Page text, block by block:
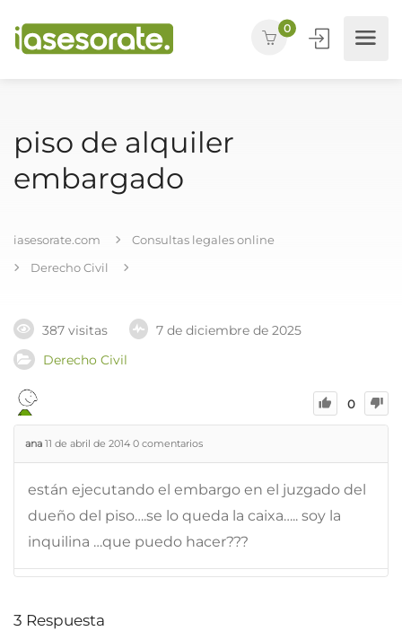
0
piso de alquiler
embargado
iasesorate.com
Consultas legales online
Derecho Civil
387 visitas
7 de diciembre de 2025
Derecho Civil
0
ana 11 de abril de 2014 0 comentarios
están ejecutando el embargo en el juzgado del
dueño del piso….se lo queda la caixa….. soy la
inquilina …que puedo hacer???
3 Respuesta